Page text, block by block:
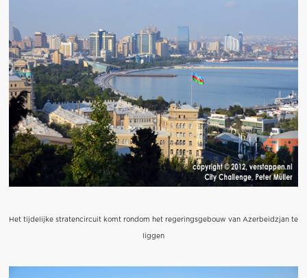
Het tijdelijke stratencircuit komt rondom het regeringsgebouw van Azerbeidzjan te
liggen